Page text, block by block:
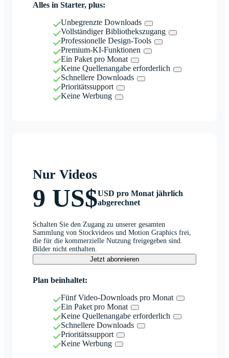
Alles in Starter, plus:
Unbegrenzte Downloads
Vollständiger Bibliothekszugang
Professionelle Design-Tools
Premium-KI-Funktionen
Ein Paket pro Monat
Keine Quellenangabe erforderlich
Schnellere Downloads
Prioritätssupport
Keine Werbung
Nur Videos
9 US$USD pro Monat jährlich
abgerechnet
Schalten Sie den Zugang zu unserer gesamten
Sammlung von Stockvideos und Motion Graphics frei,
die für die kommerzielle Nutzung freigegeben sind.
Bilder nicht enthalten.
Jetzt abonnieren
Plan beinhaltet:
Fünf Video-Downloads pro Monat
Ein Paket pro Monat
Keine Quellenangabe erforderlich
Schnellere Downloads
Prioritätssupport
Keine Werbung